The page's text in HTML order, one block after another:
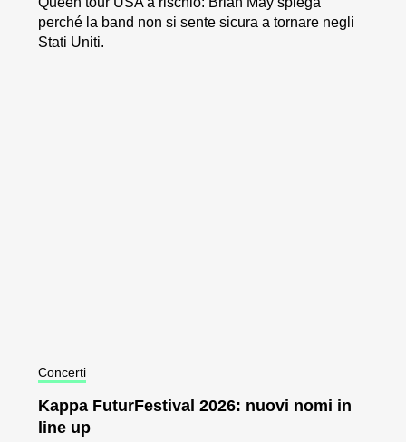
perché la band non si sente sicura a tornare negli
Stati Uniti.
Concerti
Kappa FuturFestival 2026: nuovi nomi in
line up